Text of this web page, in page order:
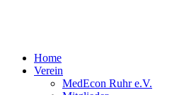
Home
Verein
MedEcon Ruhr e.V.